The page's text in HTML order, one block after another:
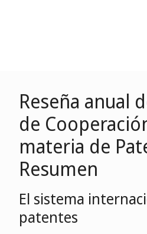
Reseña anual
de
materia de
Resumen
El sistema
patentes